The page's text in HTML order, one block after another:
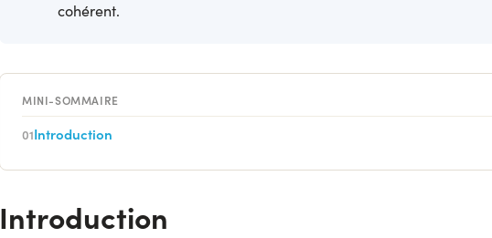
cohérent.
MINI-SOMMAIRE
01Introduction
Introduction